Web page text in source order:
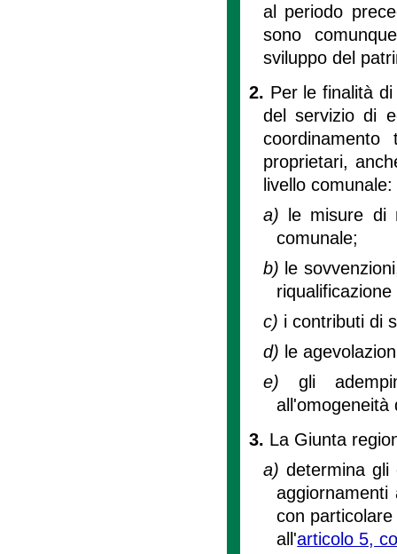
al periodo
sono
sviluppo del
2. Per le finalità
del servizio di
proprietari,
livello comunale:
a)
le misure di
comunale;
b) le
c) i contributi di
d) le
e) gli
all'omogeneità
3. La Giunta
a) determina gli
con
all'articolo 5,